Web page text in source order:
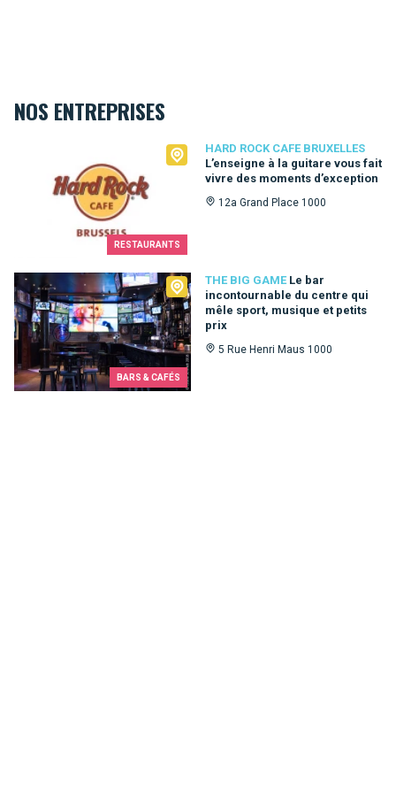
NOS ENTREPRISES
RESTAURANTS
HARD ROCK CAFE BRUXELLES
L’enseigne à la guitare vous fait
vivre des moments d’exception
12a Grand Place 1000
Hard Rock Cafe Bruxelles
BARS & CAFÉS
THE BIG GAME Le bar
incontournable du centre qui
mêle sport, musique et petits
prix
5 Rue Henri Maus 1000
The Big Game